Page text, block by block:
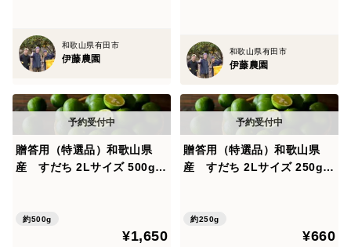
和歌山県有田市
伊藤農園
和歌山県有田市
伊藤農園
贈答用（特選品）和歌山県
産 すだち 2Lサイズ 500g
約500g
¥1,650
贈答用（特選品）和歌山県
産 すだち 2Lサイズ 250g
約250g
¥660